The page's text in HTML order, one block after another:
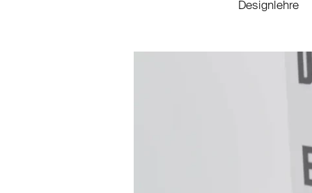
Designlehre